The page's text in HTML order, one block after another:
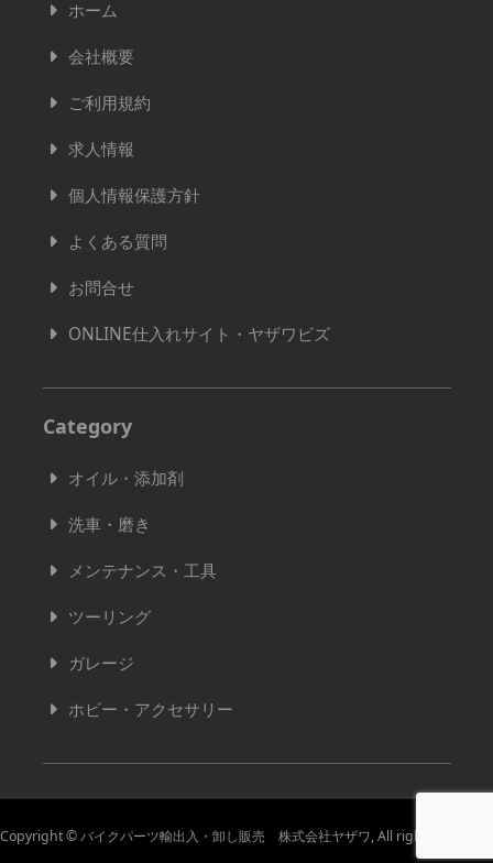
ホーム
会社概要
ご利用規約
求人情報
個人情報保護方針
よくある質問
お問合せ
ONLINE仕入れサイト・ヤザワビズ
Category
オイル・添加剤
洗車・磨き
メンテナンス・工具
ツーリング
ガレージ
ホビー・アクセサリー
Copyright © バイクパーツ輸出入・卸し販売 株式会社ヤザワ, All rights reserved